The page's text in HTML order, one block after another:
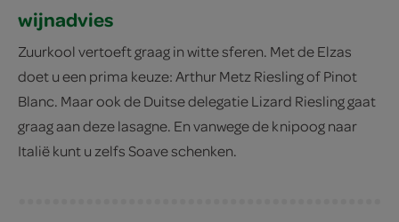
wijnadvies
Zuurkool vertoeft graag in witte sferen. Met de Elzas
doet u een prima keuze: Arthur Metz Riesling of Pinot
Blanc. Maar ook de Duitse delegatie Lizard Riesling gaat
graag aan deze lasagne. En vanwege de knipoog naar
Italië kunt u zelfs Soave schenken.